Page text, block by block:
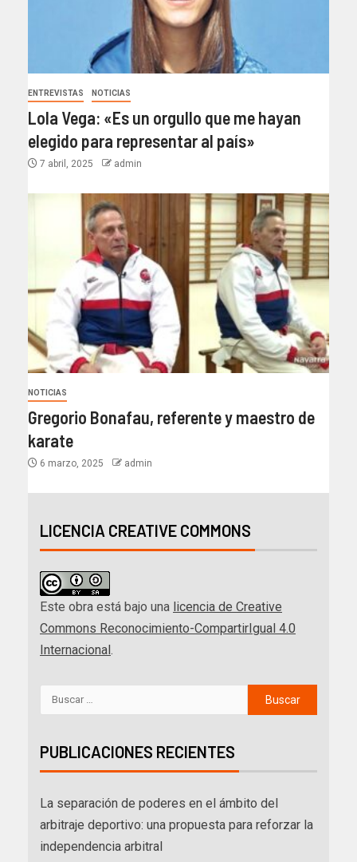
ENTREVISTAS NOTICIAS
Lola Vega: «Es un orgullo que me hayan
elegido para representar al país»
7 abril, 2025 admin
NOTICIAS
Gregorio Bonafau, referente y maestro de
karate
6 marzo, 2025 admin
LICENCIA CREATIVE COMMONS
Este obra está bajo una licencia de Creative
Commons Reconocimiento-CompartirIgual 4.0
Internacional.
PUBLICACIONES RECIENTES
La separación de poderes en el ámbito del
arbitraje deportivo: una propuesta para reforzar la
independencia arbitral